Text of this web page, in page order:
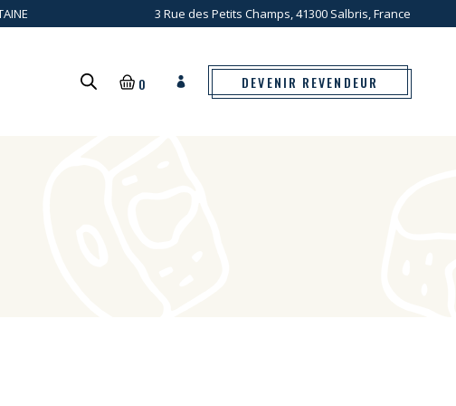
3 Rue des Petits Champs, 41300 Salbris, France
0 DEVENIR REVENDEUR